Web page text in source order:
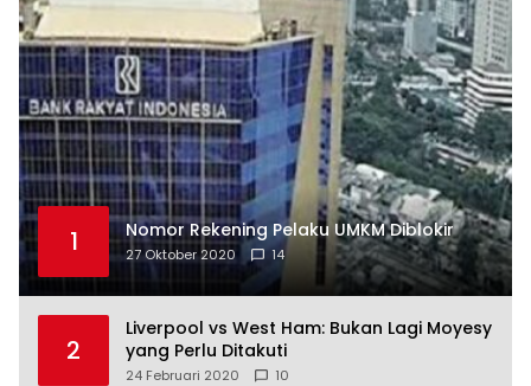
1 Nomor Rekening Pelaku UMKM Diblokir
27 Oktober 2020 14
2
Liverpool vs West Ham: Bukan Lagi Moyesy
yang Perlu Ditakuti
24 Februari 2020 10